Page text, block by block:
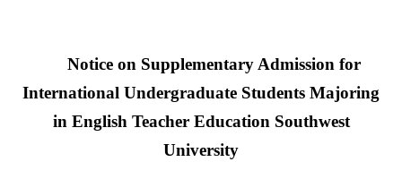
Notice on Supplementary Admission for
International Undergraduate Students Majoring
in English Teacher Education Southwest
University